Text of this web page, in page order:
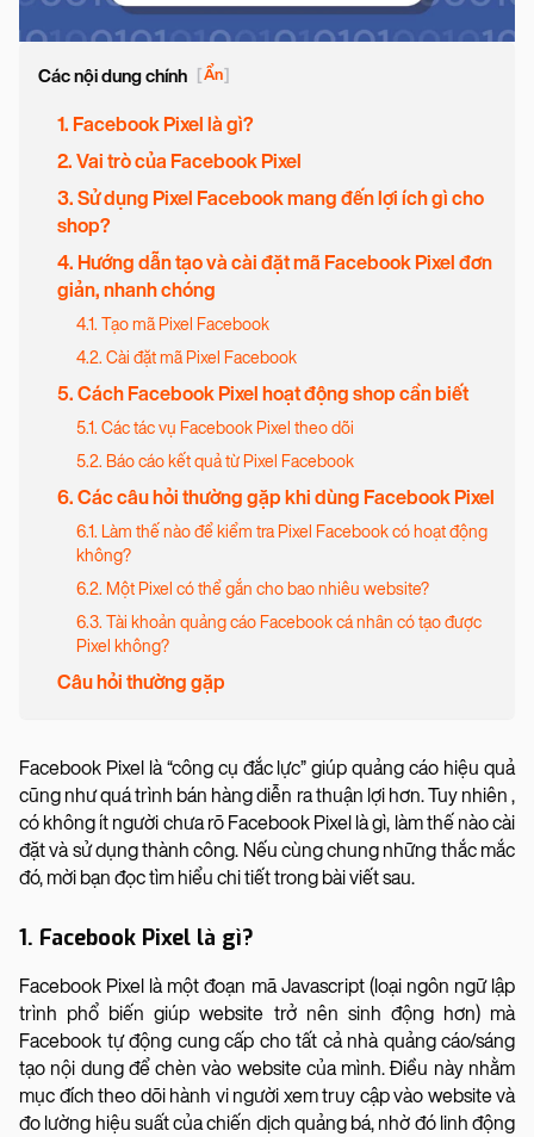
Các nội dung chính [Ẩn]
1. Facebook Pixel là gì?
2. Vai trò của Facebook Pixel
3. Sử dụng Pixel Facebook mang đến lợi ích gì cho
shop?
4. Hướng dẫn tạo và cài đặt mã Facebook Pixel đơn
giản, nhanh chóng
4.1. Tạo mã Pixel Facebook
4.2. Cài đặt mã Pixel Facebook
5. Cách Facebook Pixel hoạt động shop cần biết
5.1. Các tác vụ Facebook Pixel theo dõi
5.2. Báo cáo kết quả từ Pixel Facebook
6. Các câu hỏi thường gặp khi dùng Facebook Pixel
6.1. Làm thế nào để kiểm tra Pixel Facebook có hoạt động
không?
6.2. Một Pixel có thể gắn cho bao nhiêu website?
6.3. Tài khoản quảng cáo Facebook cá nhân có tạo được
Pixel không?
Câu hỏi thường gặp
Facebook Pixel là “công cụ đắc lực” giúp quảng cáo hiệu quả
cũng như quá trình bán hàng diễn ra thuận lợi hơn. Tuy nhiên ,
có không ít người chưa rõ Facebook Pixel là gì, làm thế nào cài
đặt và sử dụng thành công. Nếu cùng chung những thắc mắc
đó, mời bạn đọc tìm hiểu chi tiết trong bài viết sau.
1. Facebook Pixel là gì?
Facebook Pixel là một đoạn mã Javascript (loại ngôn ngữ lập
trình phổ biến giúp website trở nên sinh động hơn) mà
Facebook tự động cung cấp cho tất cả nhà quảng cáo/sáng
tạo nội dung để chèn vào website của mình. Điều này nhằm
mục đích theo dõi hành vi người xem truy cập vào website và
đo lường hiệu suất của chiến dịch quảng bá, nhờ đó linh động